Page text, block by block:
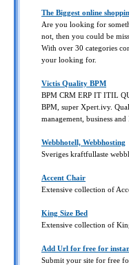
The Biggest online
Are you looking for
not, then you could be
With over 30 categories
your looking for.
Victis Quality BPM
BPM CRM ERP IT ITIL
BPM, super Xpert.ivy.
management, business and
Webbhotell, Webbhosting
Sveriges kraftfullaste
Accent Chair
Extensive collection of
King Size Bed
Extensive collection of
Add Url for free for
Submit your site for free